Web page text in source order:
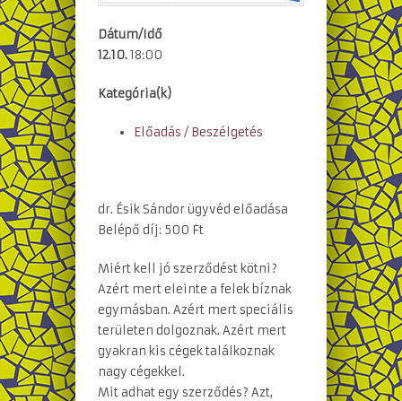
Dátum/Idő
12.10.18:00
Kategória(k)
Előadás / Beszélgetés
dr. Ésik Sándor ügyvéd előadása
Belépő díj: 500 Ft
Miért kell jó szerződést kötni?
Azért mert eleinte a felek bíznak
egymásban. Azért mert speciális
területen dolgoznak. Azért mert
gyakran kis cégek találkoznak
nagy cégekkel.
Mit adhat egy szerződés? Azt,